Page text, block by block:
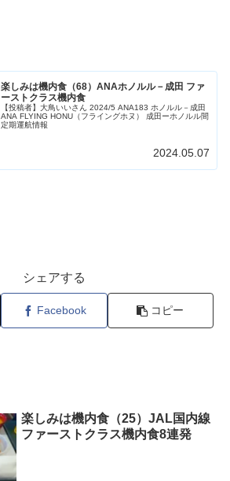
楽しみは機内食（68）ANAホノルル－成田 ファ
ーストクラス機内食
【投稿者】大鳥いいさん 2024/5 ANA183 ホノルル－成田
ANA FLYING HONU（フライングホヌ） 成田ーホノルル間
定期運航情報
2024.05.07
シェアする
Facebook コピー
楽しみは機内食（25）JAL国内線
ファーストクラス機内食8連発